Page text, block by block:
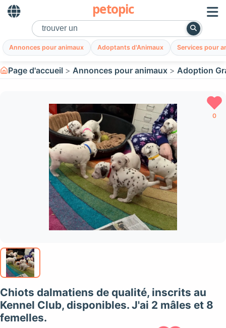
petopic
Annonces pour animaux Adoptants d'Animaux Services pour
Page d'accueil Annonces pour animaux Adoption
0
Chiots dalmatiens de qualité, inscrits au
Kennel Club, disponibles. J'ai 2 mâles et 8
femelles.